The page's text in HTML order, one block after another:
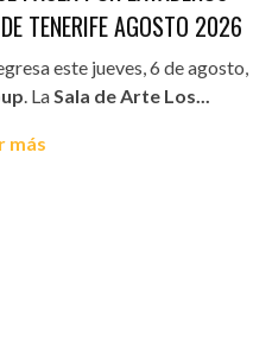
TENERIFE AGOSTO 2026
este jueves, 6 de agosto,
. La Sala de Arte Los...
más